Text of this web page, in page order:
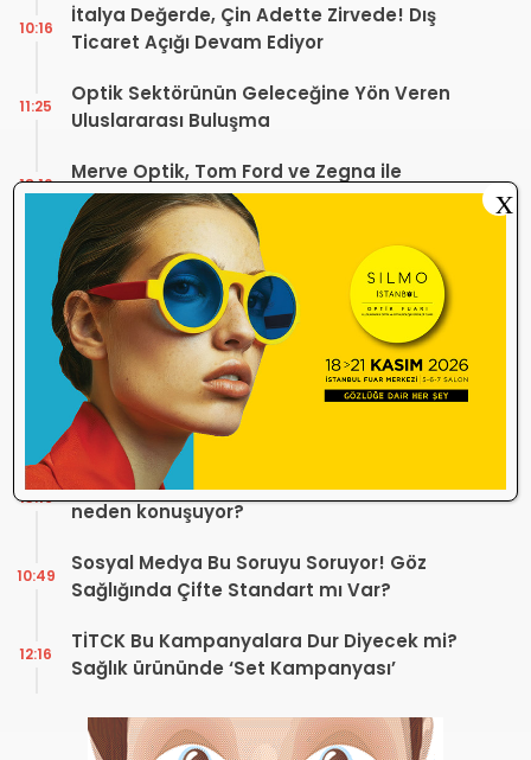
İtalya Değerde, Çin Adette Zirvede! Dış
Ticaret Açığı Devam Ediyor
10:16
Optik Sektörünün Geleceğine Yön Veren
Uluslararası Buluşma
11:25
Merve Optik, Tom Ford ve Zegna ile
Alaçatı’da Yaz Sezonuna Şık Bir Başlangıç ​​
Yaptı
18:12
Optik Mağazalarındaki Hizmet Kalitesi
Mercek Altında! Görüşünüz Sektörün
Geleceğini Şekillendirebilir
Yönetmelik Tartışmalarına TOGB’dan
Açıklama! Yeni Hüküm Yok, Teknik
Düzenleme Var
Danıştay’dan TOGB’ye İki Kritik Karar!
Atilla Karip’in Açtığı Davalarda Yürütmeyi
Durdurma Kararı
Bir günde 150 bin kişi okudu! Optik sektörü
neden konuşuyor?
13:16
Sosyal Medya Bu Soruyu Soruyor! Göz
Sağlığında Çifte Standart mı Var?
10:49
TİTCK Bu Kampanyalara Dur Diyecek mi?
Sağlık ürününde ‘Set Kampanyası’
12:16
X